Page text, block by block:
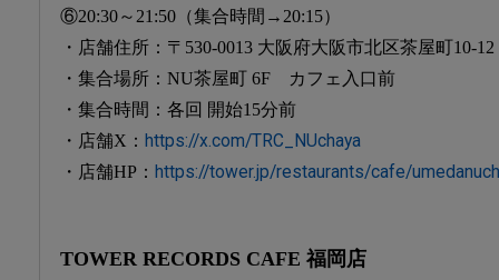
⑥20:30～21:50（集合時間→20:15）
・店舗住所：〒530-0013 大阪府大阪市北区茶屋町10-
・集合場所：NU茶屋町 6F カフェ入口前
・集合時間：各回 開始15分前
・店舗X： https://x.com/TRC_NUchaya
・店舗HP： https://tower.jp/restaurants/cafe/
TOWER RECORDS CAFE 福岡店